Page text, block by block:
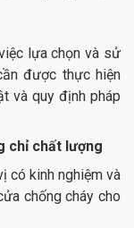
lựa chọn và sử
được thực hiện
và quy định pháp
chỉ chất lượng
có kinh nghiệm và
chống cháy cho